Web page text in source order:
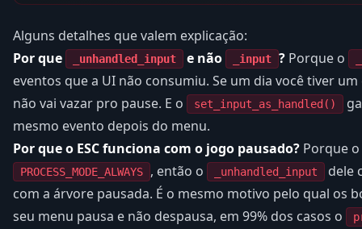
Alguns detalhes que valem explicação:
Por que
_unhandled_input e não _input ? Porque o
eventos que a UI não consumiu. Se um dia você tiver
não vai vazar pro pause. E o
set_input_as_handled()
mesmo evento depois do menu.
Por que o ESC funciona com o jogo pausado? Porque
PROCESS_MODE_ALWAYS , então o _unhandled_input
dele
com a árvore pausada. É o mesmo motivo pelo qual os
seu menu pausa e não despausa, em 99% dos casos o